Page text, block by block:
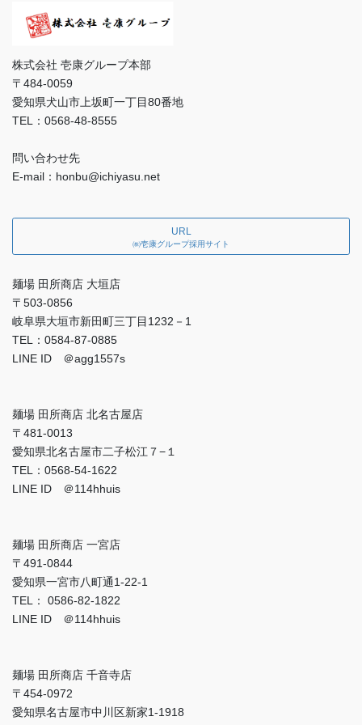
株式会社 壱康グループ本部
〒484-0059
愛知県犬山市上坂町一丁目80番地
TEL：0568-48-8555
問い合わせ先
E-mail：honbu@ichiyasu.net
URL
㈱壱康グループ採用サイト
麺場 田所商店 大垣店
〒503-0856
岐阜県大垣市新田町三丁目1232－1
TEL：0584-87-0885
LINE ID ＠agg1557s
麺場 田所商店 北名古屋店
〒481-0013
愛知県北名古屋市二子松江７−１
TEL：0568-54-1622
LINE ID ＠114hhuis
麺場 田所商店 一宮店
〒491-0844
愛知県一宮市八町通1-22-1
TEL： 0586-82-1822
LINE ID ＠114hhuis
麺場 田所商店 千音寺店
〒454-0972
愛知県名古屋市中川区新家1-1918